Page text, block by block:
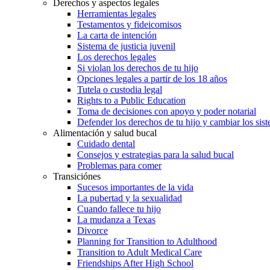
Derechos y aspectos legales
Herramientas legales
Testamentos y fideicomisos
La carta de intención
Sistema de justicia juvenil
Los derechos legales
Si violan los derechos de tu hijo
Opciones legales a partir de los 18 años
Tutela o custodia legal
Rights to a Public Education
Toma de decisiones con apoyo y poder notarial
Defender los derechos de tu hijo y cambiar los
Alimentación y salud bucal
Cuidado dental
Consejos y estrategias para la salud bucal
Problemas para comer
Transiciónes
Sucesos importantes de la vida
La pubertad y la sexualidad
Cuando fallece tu hijo
La mudanza a Texas
Divorce
Planning for Transition to Adulthood
Transition to Adult Medical Care
Friendships After High School